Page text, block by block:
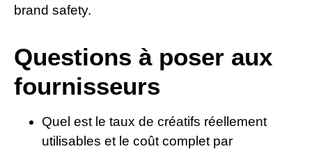
brand safety.
Questions à poser aux
fournisseurs
Quel est le taux de créatifs réellement
utilisables et le coût complet par